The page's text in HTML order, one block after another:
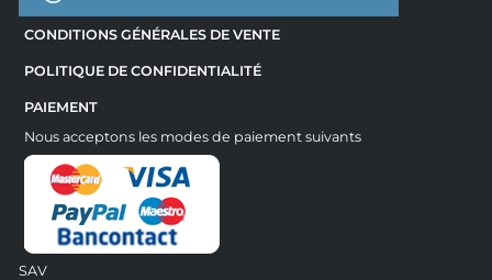
CONDITIONS GÉNÉRALES DE VENTE
POLITIQUE DE CONFIDENTIALITÉ
PAIEMENT
Nous acceptons les modes de paiement suivants
SAV